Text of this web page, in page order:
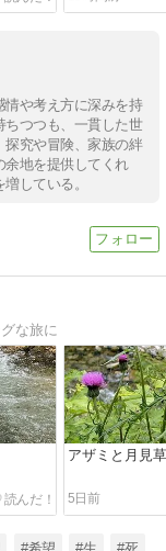
情や考え方に深みを持
ちつつも、一貫した世
究や冒険、家族の絆
余地を提供してくれ
している。
な旅に
アザミと月見草
5日前